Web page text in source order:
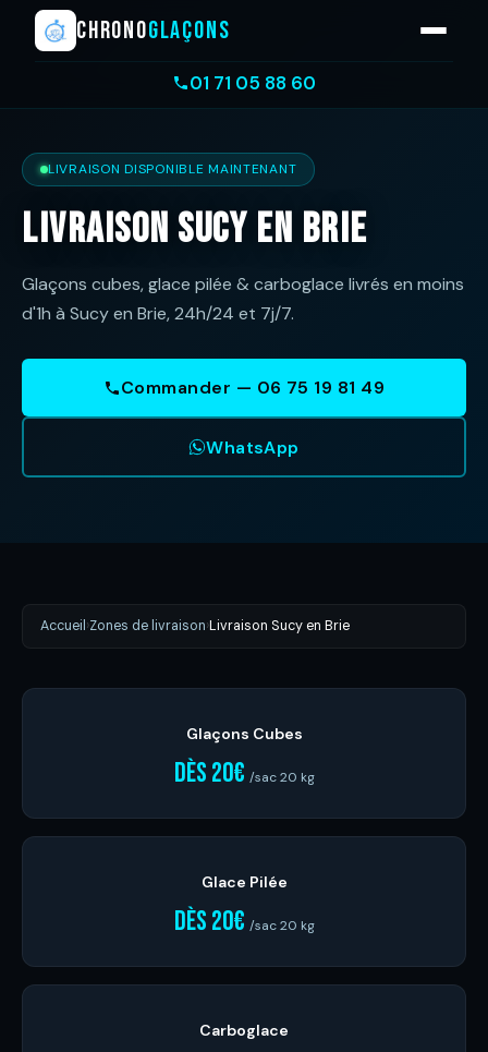
CHRONOGLAÇONS
01 71 05 88 60
LIVRAISON DISPONIBLE MAINTENANT
Livraison Sucy en Brie
Glaçons cubes, glace pilée & carboglace livrés en moins
d'1h à Sucy en Brie, 24h/24 et 7j/7.
Commander — 06 75 19 81 49
WhatsApp
Accueil ›Zones de livraison›Livraison Sucy en Brie
Glaçons Cubes
dès 20€ /sac 20 kg
Glace Pilée
dès 20€ /sac 20 kg
Carboglace